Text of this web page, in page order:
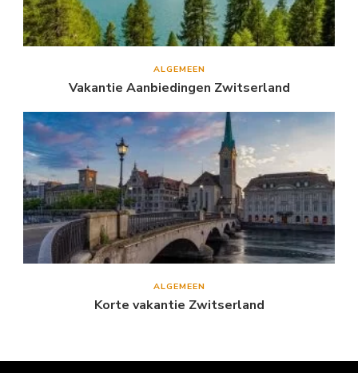
ALGEMEEN
Vakantie Aanbiedingen Zwitserland
ALGEMEEN
Korte vakantie Zwitserland